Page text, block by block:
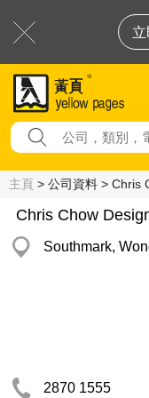
主頁 > 公司資料 > Chris
Chris Chow
Southmark,
2870 1555